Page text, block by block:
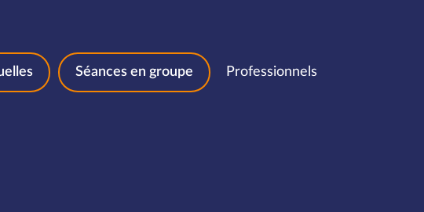
Séances en groupe Professionnels